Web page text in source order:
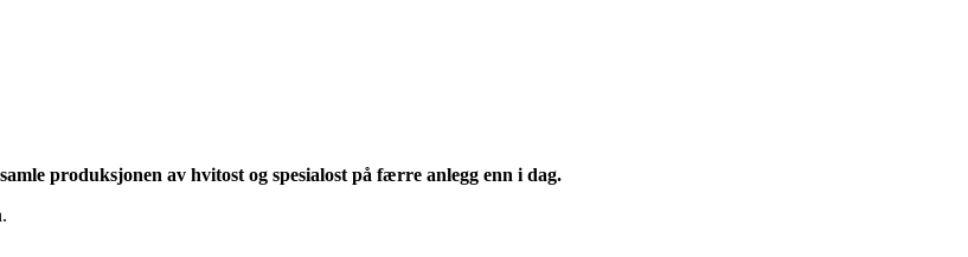
produksjonen av hvitost og spesialost på færre anlegg enn i dag.